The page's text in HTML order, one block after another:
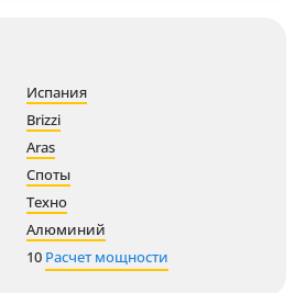
Испания
Brizzi
Aras
Споты
Техно
Алюминий
10 Расчет мощности